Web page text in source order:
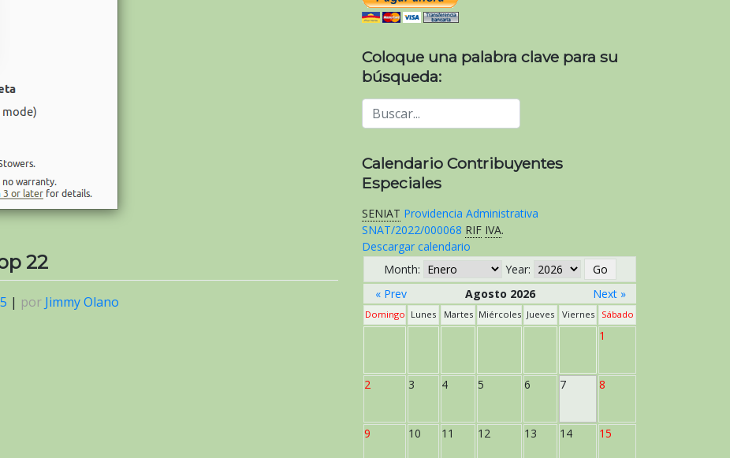
22
| por Jimmy Olano
Coloque una palabra clave para su
búsqueda:
Calendario Contribuyentes
Especiales
SENIAT Providencia Administrativa
SNAT/2022/000068 RIF IVA.
Descargar calendario
Month:
Year:
« Prev
Agosto 2026 Next »
Domingo Lunes Martes Miércoles Jueves Viernes Sábado
1
2 3 4 5 6 7 8
9 10 11 12 13 14 15